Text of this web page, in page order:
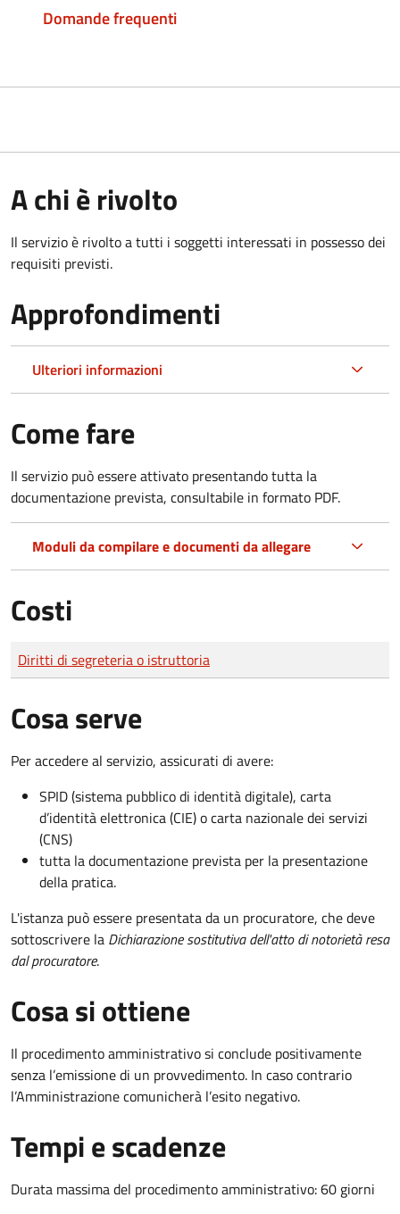
Domande frequenti
A chi è rivolto
Il servizio è rivolto a tutti i soggetti interessati in possesso dei
requisiti previsti.
Approfondimenti
Ulteriori informazioni
Come fare
Il servizio può essere attivato presentando tutta la
documentazione prevista, consultabile in formato PDF.
Moduli da compilare e documenti da allegare
Costi
Tipo di pagamento
Importo
Diritti di segreteria o istruttoria
Cosa serve
Per accedere al servizio, assicurati di avere:
SPID (sistema pubblico di identità digitale), carta
d’identità elettronica (CIE) o carta nazionale dei servizi
(CNS)
tutta la documentazione prevista per la presentazione
della pratica.
L'istanza può essere presentata da un procuratore, che deve
sottoscrivere la Dichiarazione sostitutiva dell'atto di notorietà resa
dal procuratore.
Cosa si ottiene
Il procedimento amministrativo si conclude positivamente
senza l’emissione di un provvedimento. In caso contrario
l’Amministrazione comunicherà l’esito negativo.
Tempi e scadenze
Durata massima del procedimento amministrativo: 60 giorni